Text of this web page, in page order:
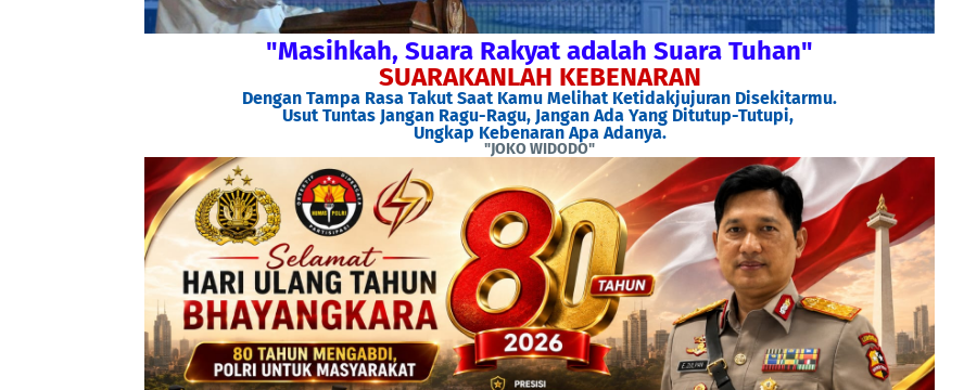
"Masihkah, Suara Rakyat adalah Suara Tuhan"
SUARAKANLAH KEBENARAN
Dengan Tampa Rasa Takut Saat Kamu Melihat Ketidakjujuran Disekitarmu.
Usut Tuntas Jangan Ragu-Ragu, Jangan Ada Yang Ditutup-Tutupi,
Ungkap Kebenaran Apa Adanya.
"JOKO WIDODO"